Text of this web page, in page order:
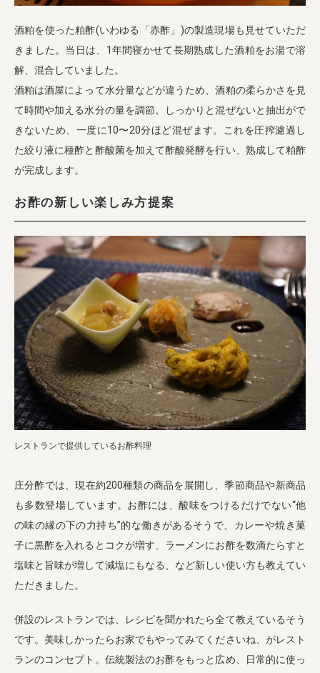
酒粕を使った粕酢(いわゆる「赤酢」)の製造現場も見せていただ
きました。当日は、1年間寝かせて長期熟成した酒粕をお湯で溶
解、混合していました。
酒粕は酒屋によって水分量などが違うため、酒粕の柔らかさを見
て時間や加える水分の量を調節。しっかりと混ぜないと抽出がで
きないため、一度に10〜20分ほど混ぜます。これを圧搾濾過し
た絞り液に種酢と酢酸菌を加えて酢酸発酵を行い、熟成して粕酢
が完成します。
お酢の新しい楽しみ方提案
レストランで提供しているお酢料理
庄分酢では、現在約200種類の商品を展開し、季節商品や新商品
も多数登場しています。お酢には、酸味をつけるだけでない“他
の味の縁の下の力持ち”的な働きがあるそうで、カレーや焼き菓
子に黒酢を入れるとコクが増す、ラーメンにお酢を数滴たらすと
塩味と旨味が増して減塩にもなる、など新しい使い方も教えてい
ただきました。
併設のレストランでは、レシピを聞かれたら全て教えているそう
です。美味しかったらお家でもやってみてくださいね、がレスト
ランのコンセプト。伝統製法のお酢をもっと広め、日常的に使っ